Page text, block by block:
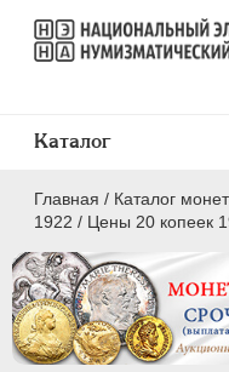
Главная / Каталог
1922 / Цены 20 копеек
Каталог
ПОЛКОПЕЙКИ